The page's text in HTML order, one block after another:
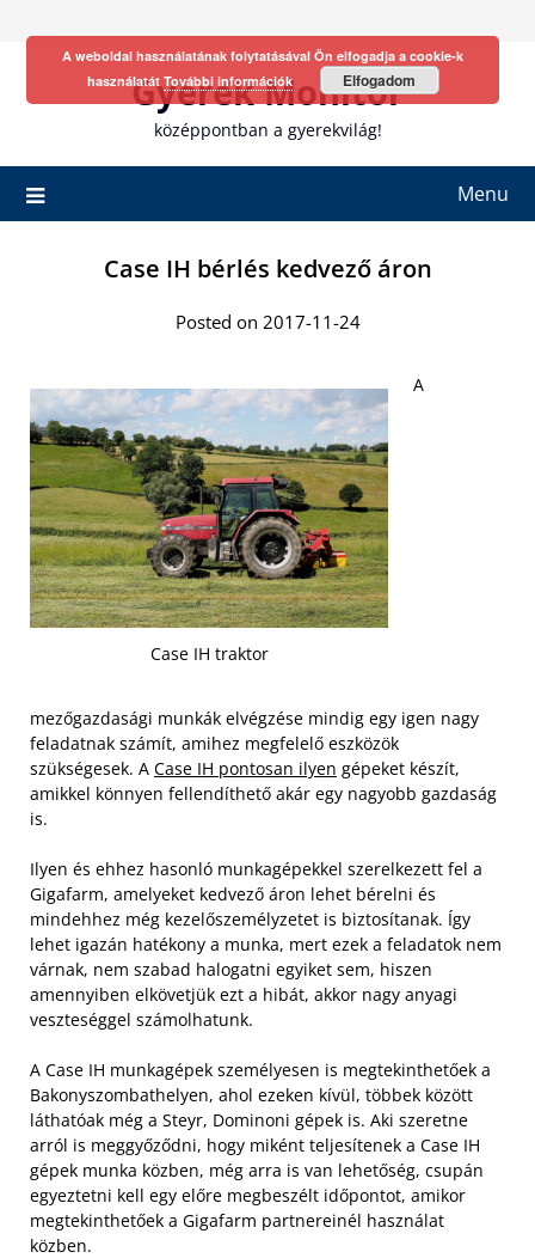
Gyerek Monitor
középpontban a gyerekvilág!
Menu
Case IH bérlés kedvező áron
Posted on 2017-11-24
Case IH traktor
A
mezőgazdasági munkák elvégzése mindig egy igen nagy
feladatnak számít, amihez megfelelő eszközök
szükségesek. A Case IH pontosan ilyen gépeket készít,
amikkel könnyen fellendíthető akár egy nagyobb gazdaság
is.
Ilyen és ehhez hasonló munkagépekkel szerelkezett fel a
Gigafarm, amelyeket kedvező áron lehet bérelni és
mindehhez még kezelőszemélyzetet is biztosítanak. Így
lehet igazán hatékony a munka, mert ezek a feladatok nem
várnak, nem szabad halogatni egyiket sem, hiszen
amennyiben elkövetjük ezt a hibát, akkor nagy anyagi
veszteséggel számolhatunk.
A Case IH munkagépek személyesen is megtekinthetőek a
Bakonyszombathelyen, ahol ezeken kívül, többek között
láthatóak még a Steyr, Dominoni gépek is. Aki szeretne
arról is meggyőződni, hogy miként teljesítenek a Case IH
gépek munka közben, még arra is van lehetőség, csupán
egyeztetni kell egy előre megbeszélt időpontot, amikor
megtekinthetőek a Gigafarm partnereinél használat
közben.
A weboldal használatának folytatásával Ön elfogadja a cookie-k
használatát További információk Elfogadom